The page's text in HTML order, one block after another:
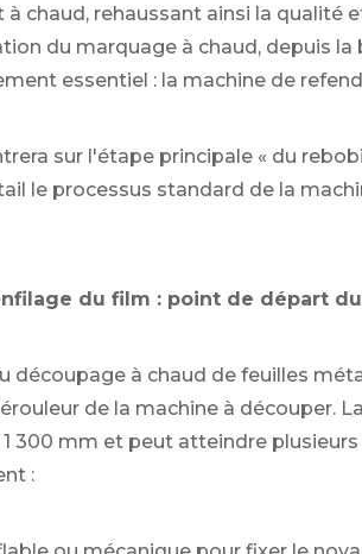
chaud, rehaussant ainsi la qualité
du marquage à chaud, depuis
essentiel : la machine de
sur l'étape principale « du
le processus standard de la
du film : point de départ
découpage à chaud de feuilles
de la machine à découper.
1 300 mm et peut atteindre
: